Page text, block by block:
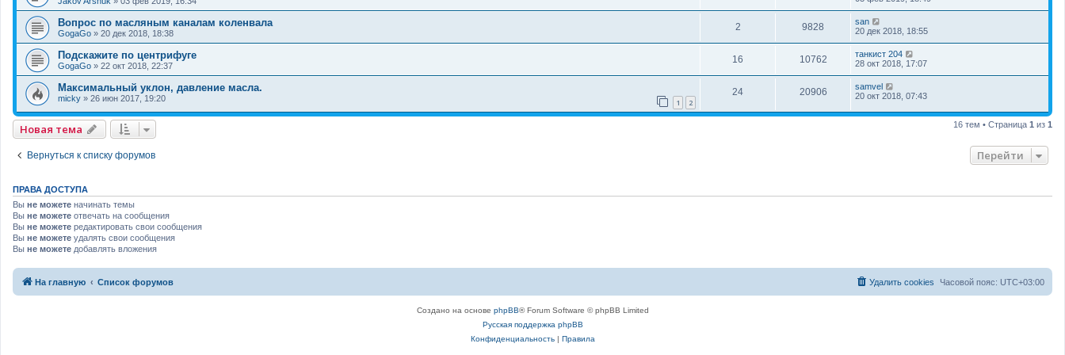
Вопрос по масляным каналам коленвала
GogaGo » 20 дек 2018, 18:38
2 9828
san
20 дек 2018, 18:55
Подскажите по центрифуге
GogaGo » 22 окт 2018, 22:37
16 10762
танкист 204
28 окт 2018, 17:07
Максимальный уклон, давление масла.
micky » 26 июн 2017, 19:20 1 2
24 20906
samvel
20 окт 2018, 07:43
Новая тема 16 тем • Страница 1 из 1
Вернуться к списку форумов Перейти
ПРАВА ДОСТУПА
Вы не можете начинать темы
Вы не можете отвечать на сообщения
Вы не можете редактировать свои сообщения
Вы не можете удалять свои сообщения
Вы не можете добавлять вложения
На главную Список форумов Часовой пояс: UTC+03:00
Удалить cookies
Создано на основе phpBB® Forum Software © phpBB Limited
Русская поддержка phpBB
Конфиденциальность| Правила